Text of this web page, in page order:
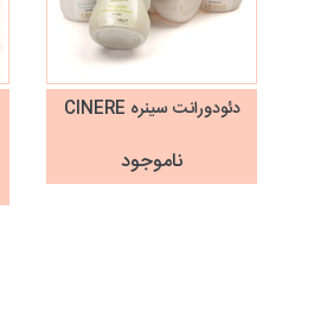
دئودورانت سینره CINERE
ناموجود